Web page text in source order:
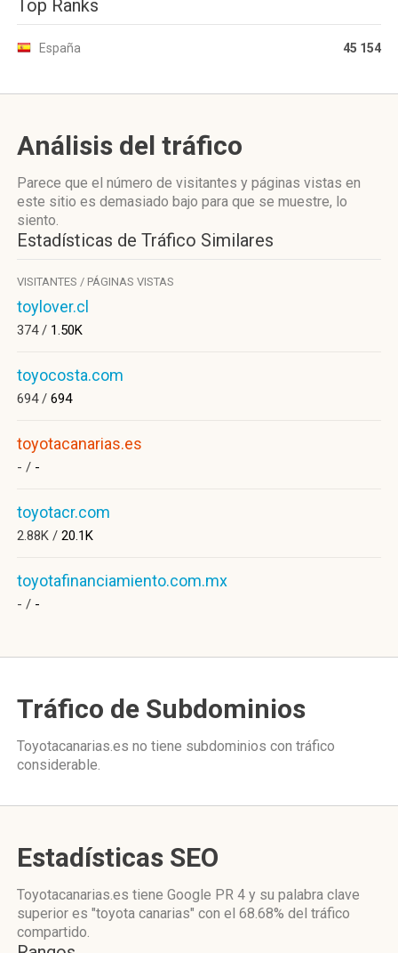
Top Ranks
España 45 154
Análisis del tráfico
Parece que el número de visitantes y páginas vistas en
este sitio es demasiado bajo para que se muestre, lo
siento.
Estadísticas de Tráfico Similares
VISITANTES / PÁGINAS VISTAS
toylover.cl
374 / 1.50K
toyocosta.com
694 / 694
toyotacanarias.es
- / -
toyotacr.com
2.88K / 20.1K
toyotafinanciamiento.com.mx
- / -
Tráfico de Subdominios
Toyotacanarias.es no tiene subdominios con tráfico
considerable.
Estadísticas SEO
Toyotacanarias.es tiene Google PR 4 y su palabra clave
superior es "toyota canarias" con el 68.68% del tráfico
compartido.